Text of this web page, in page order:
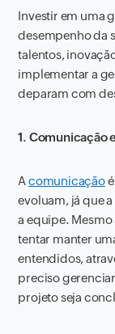
Investir em uma
desempenho da
talentos,
implementar a
deparam com
1. Comunicação
Acomunicaçãoé
evoluam, já que
a equipe.
tentar manter
entendidos,
preciso
projeto seja